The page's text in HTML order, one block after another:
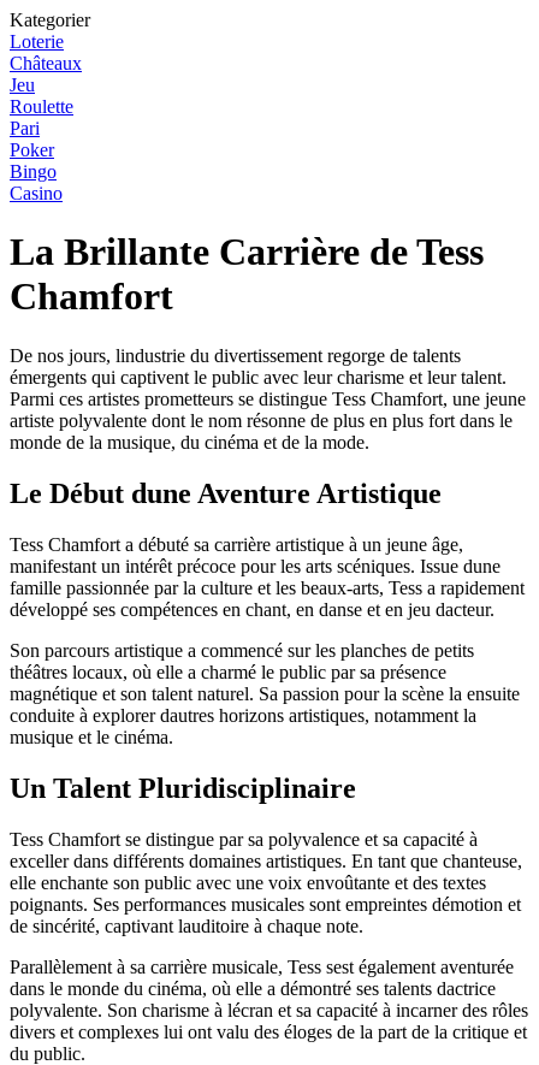
Kategorier
Loterie
Châteaux
Jeu
Roulette
Pari
Poker
Bingo
Casino
La Brillante Carrière de Tess
Chamfort
De nos jours, lindustrie du divertissement regorge de talents
émergents qui captivent le public avec leur charisme et leur talent.
Parmi ces artistes prometteurs se distingue Tess Chamfort, une jeune
artiste polyvalente dont le nom résonne de plus en plus fort dans le
monde de la musique, du cinéma et de la mode.
Le Début dune Aventure Artistique
Tess Chamfort a débuté sa carrière artistique à un jeune âge,
manifestant un intérêt précoce pour les arts scéniques. Issue dune
famille passionnée par la culture et les beaux-arts, Tess a rapidement
développé ses compétences en chant, en danse et en jeu dacteur.
Son parcours artistique a commencé sur les planches de petits
théâtres locaux, où elle a charmé le public par sa présence
magnétique et son talent naturel. Sa passion pour la scène la ensuite
conduite à explorer dautres horizons artistiques, notamment la
musique et le cinéma.
Un Talent Pluridisciplinaire
Tess Chamfort se distingue par sa polyvalence et sa capacité à
exceller dans différents domaines artistiques. En tant que chanteuse,
elle enchante son public avec une voix envoûtante et des textes
poignants. Ses performances musicales sont empreintes démotion et
de sincérité, captivant lauditoire à chaque note.
Parallèlement à sa carrière musicale, Tess sest également aventurée
dans le monde du cinéma, où elle a démontré ses talents dactrice
polyvalente. Son charisme à lécran et sa capacité à incarner des rôles
divers et complexes lui ont valu des éloges de la part de la critique et
du public.